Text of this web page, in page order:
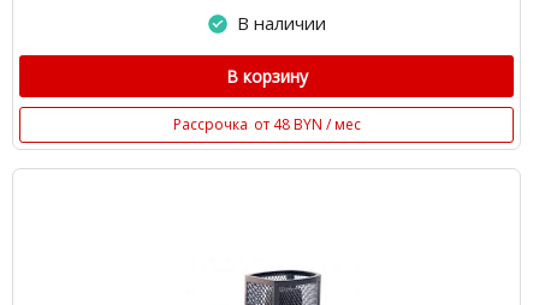
В наличии
В корзину
Рассрочка от 48 BYN / мес